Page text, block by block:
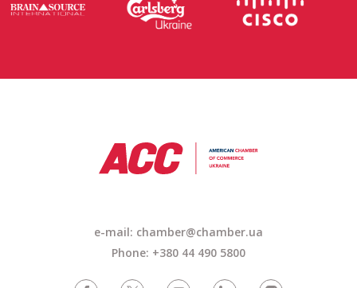
e-mail: chamber@chamber.ua
Phone: +380 44 490 5800